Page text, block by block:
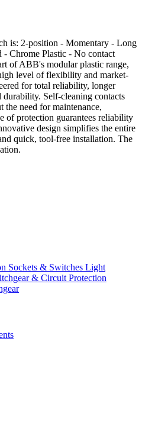
is: 2-position - Momentary - Long
Chrome Plastic - No contact
of ABB's modular plastic range,
level of flexibility and market-
for total reliability, longer
Self-cleaning contacts
the need for maintenance,
of protection guarantees reliability
design simplifies the entire
quick, tool-free installation. The
Sockets & Switches Light
& Circuit Protection